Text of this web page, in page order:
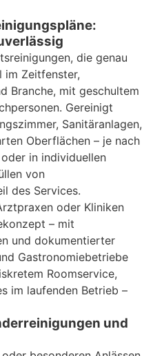
die genau
im Zeitfenster,
Branche, mit geschultem
Gereinigt
Sanitäranlagen,
Oberflächen – je nach
in individuellen
von
des Services.
oder Kliniken
– mit
und dokumentierter
Gastronomiebetriebe
Roomservice,
im laufenden Betrieb –
und